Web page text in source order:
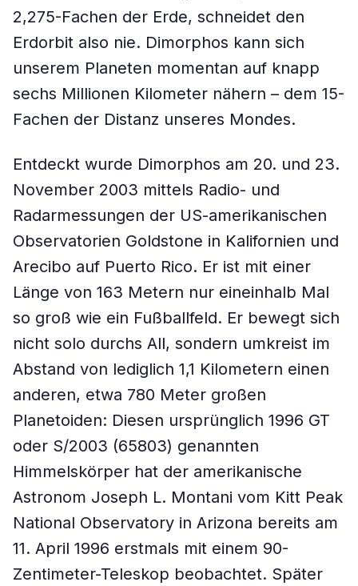
2,275-Fachen der Erde, schneidet den
Erdorbit also nie. Dimorphos kann sich
unserem Planeten momentan auf knapp
sechs Millionen Kilometer nähern – dem 15-
Fachen der Distanz unseres Mondes.
Entdeckt wurde Dimorphos am 20. und 23.
November 2003 mittels Radio- und
Radarmessungen der US-amerikanischen
Observatorien Goldstone in Kalifornien und
Arecibo auf Puerto Rico. Er ist mit einer
Länge von 163 Metern nur eineinhalb Mal
so groß wie ein Fußballfeld. Er bewegt sich
nicht solo durchs All, sondern umkreist im
Abstand von lediglich 1,1 Kilometern einen
anderen, etwa 780 Meter großen
Planetoiden: Diesen ursprünglich 1996 GT
oder S/2003 (65803) genannten
Himmelskörper hat der amerikanische
Astronom Joseph L. Montani vom Kitt Peak
National Observatory in Arizona bereits am
11. April 1996 erstmals mit einem 90-
Zentimeter-Teleskop beobachtet. Später